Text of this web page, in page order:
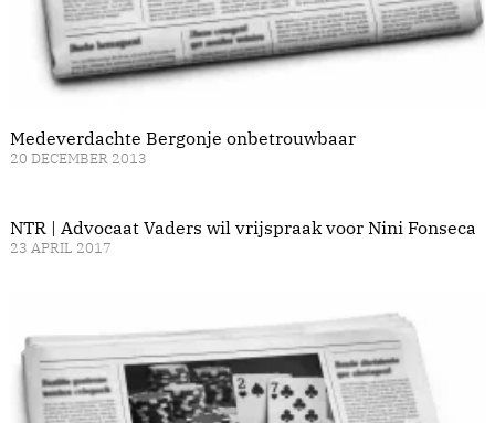
Medeverdachte Bergonje onbetrouwbaar
20 DECEMBER 2013
NTR | Advocaat Vaders wil vrijspraak voor Nini Fonseca
23 APRIL 2017